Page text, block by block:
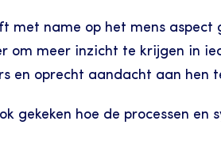
met name op het mens
om meer inzicht te krijgen in
en oprecht aandacht aan hen
gekeken hoe de processen